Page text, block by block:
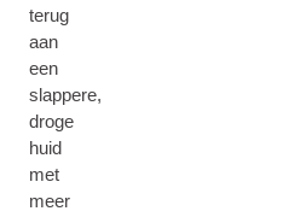
terug
aan
een
slappere,
droge
huid
met
meer